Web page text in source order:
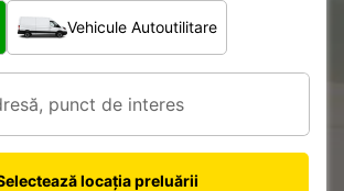
Vehicule Autoutilitare
locația preluării